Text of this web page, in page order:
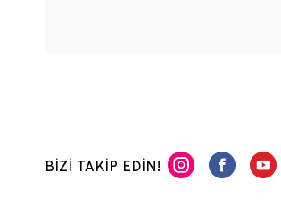
BİZİ TAKİP EDİN!